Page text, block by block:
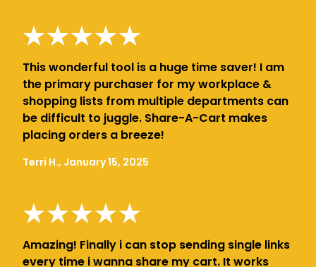
This wonderful tool is a huge time saver! I am
the primary purchaser for my workplace &
shopping lists from multiple departments can
be difficult to juggle. Share-A-Cart makes
placing orders a breeze!
Terri H., January 15, 2025
Amazing! Finally i can stop sending single links
every time i wanna share my cart. It works